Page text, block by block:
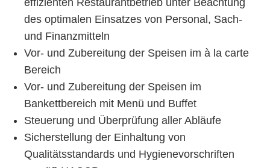
effizienten Restaurantbetrieb unter Beachtung
des optimalen Einsatzes von Personal, Sach-
und Finanzmitteln
Vor- und Zubereitung der Speisen im à la carte
Bereich
Vor- und Zubereitung der Speisen im
Bankettbereich mit Menü und Buffet
Steuerung und Überprüfung aller Abläufe
Sicherstellung der Einhaltung von
Qualitätsstandards und Hygienevorschriften